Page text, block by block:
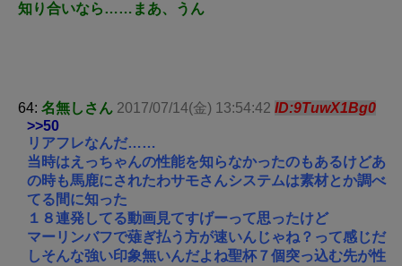
知り合いなら……まあ、うん
64: 名無しさん 2017/07/14(金) 13:54:42 ID:9TuwX1Bg0
>>50
リアフレなんだ……
当時はえっちゃんの性能を知らなかったのもあるけどあ
の時も馬鹿にされたわサモさんシステムは素材とか調べ
てる間に知った
１８連発してる動画見てすげーって思ったけど
マーリンバフで薙ぎ払う方が速いんじゃね？って感じだ
しそんな強い印象無いんだよね聖杯７個突っ込む先が性